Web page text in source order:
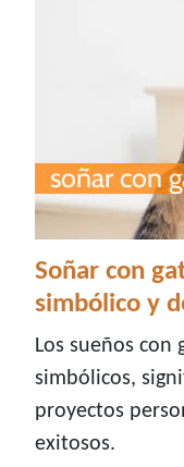
Soñar con
simbólico y
Los sueños con
simbólicos,
proyectos
exitosos.